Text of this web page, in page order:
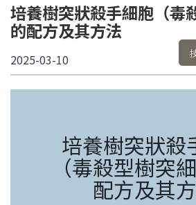
培養樹突狀殺手細胞（毒
的配方及其方法
2025-03-10
培養樹突狀殺
（毒殺型樹突
配方及其